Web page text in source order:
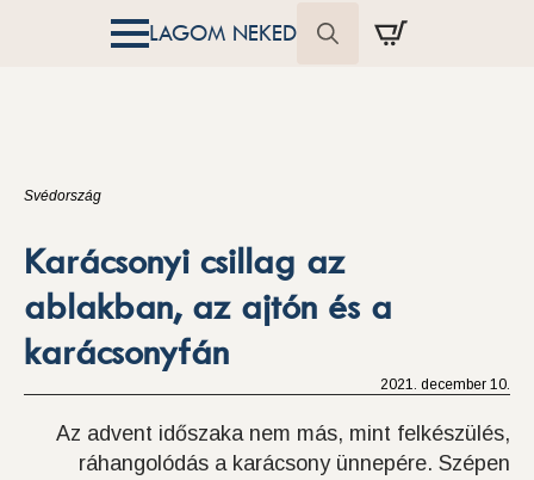
LAGOM NEKED
Svédország
Karácsonyi csillag az
ablakban, az ajtón és a
karácsonyfán
2021. december 10.
Az advent időszaka nem más, mint felkészülés,
ráhangolódás a karácsony ünnepére. Szépen